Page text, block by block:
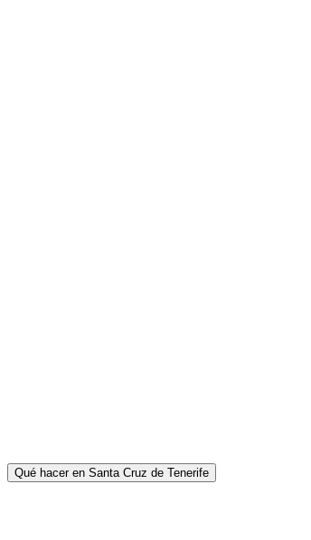
Qué hacer en Santa Cruz de Tenerife